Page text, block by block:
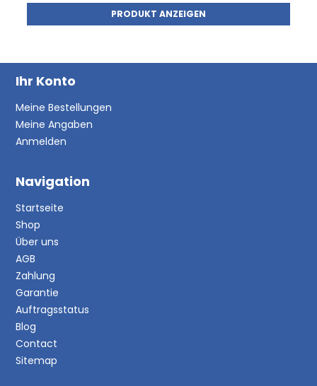
PRODUKT ANZEIGEN
Ihr Konto
Meine Bestellungen
Meine Angaben
Anmelden
Navigation
Startseite
Shop
Über uns
AGB
Zahlung
Garantie
Auftragsstatus
Blog
Contact
Sitemap